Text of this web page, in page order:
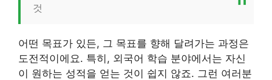
것
어떤 목표가 있든, 그 목표를 향해 달려가는 과정은
도전적이에요. 특히, 외국어 학습 분야에서는 자신
이 원하는 성적을 얻는 것이 쉽지 않죠. 그런 여러분